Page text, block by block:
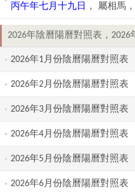
丙午年七月十九日
， 屬相馬
2026年陰曆陽曆對照表，2026
2026年1月份陰曆陽曆對照表
2026年2月份陰曆陽曆對照表
2026年3月份陰曆陽曆對照表
2026年4月份陰曆陽曆對照表
2026年5月份陰曆陽曆對照表
2026年6月份陰曆陽曆對照表